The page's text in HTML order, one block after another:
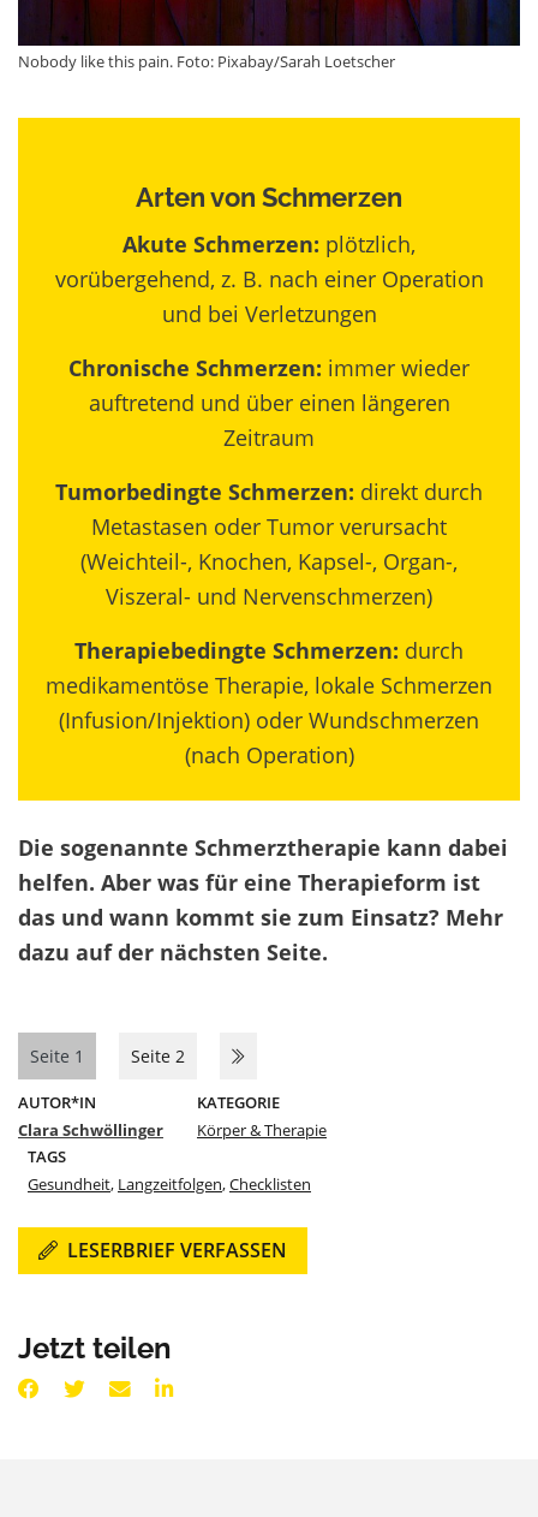
Nobody like this pain. Foto: Pixabay/Sarah Loetscher
Arten von Schmerzen
Akute Schmerzen: plötzlich,
vorübergehend, z. B. nach einer Operation
und bei Verletzungen
Chronische Schmerzen: immer wieder
auftretend und über einen längeren
Zeitraum
Tumorbedingte Schmerzen: direkt durch
Metastasen oder Tumor verursacht
(Weichteil-, Knochen, Kapsel-, Organ-,
Viszeral- und Nervenschmerzen)
Therapiebedingte Schmerzen: durch
medikamentöse Therapie, lokale Schmerzen
(Infusion/Injektion) oder Wundschmerzen
(nach Operation)
Die sogenannte Schmerztherapie kann dabei
helfen. Aber was für eine Therapieform ist
das und wann kommt sie zum Einsatz? Mehr
dazu auf der nächsten Seite.
Seite 1 Seite 2
AUTOR*IN
Clara Schwöllinger
KATEGORIE
Körper & Therapie
TAGS
Gesundheit, Langzeitfolgen,Checklisten
LESERBRIEF VERFASSEN
Jetzt teilen